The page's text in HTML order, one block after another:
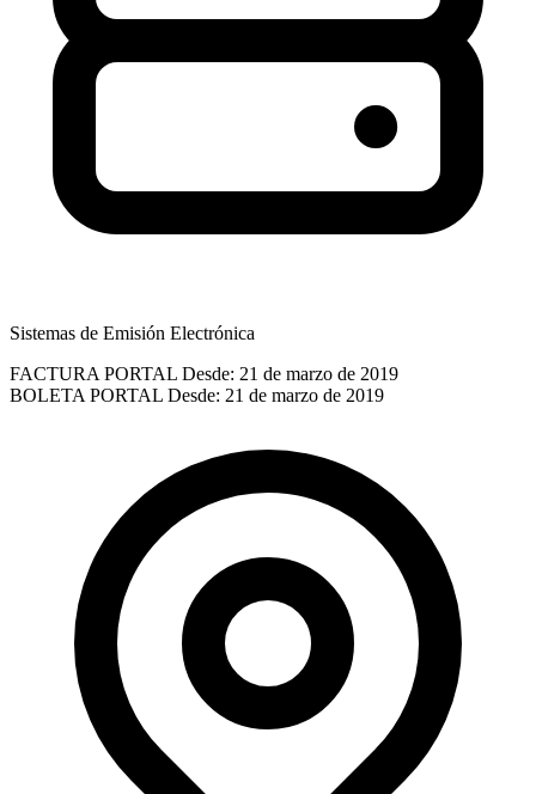
Sistemas de Emisión Electrónica
FACTURA PORTAL Desde: 21 de marzo de 2019
BOLETA PORTAL Desde: 21 de marzo de 2019